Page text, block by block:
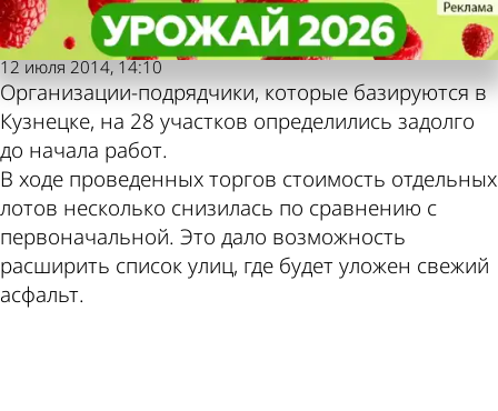
В Кузнецке продолжается ремонт
дорог
Репортер
12 июля 2014, 14:10
Организации-подрядчики, которые базируются в
Кузнецке, на 28 участков определились задолго
до начала работ.
В ходе проведенных торгов стоимость отдельных
лотов несколько снизилась по сравнению с
первоначальной. Это дало возможность
расширить список улиц, где будет уложен свежий
асфальт.
В Кузнецке продолжается ремонт
дорог
Репортер
Также пресса пишет
по этой теме
Погода и курсы
валют в Пензе